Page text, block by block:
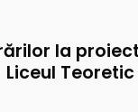
la
Teoretic